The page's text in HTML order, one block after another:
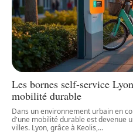
Les bornes self-service
mobilité durable
Dans un environnement urbain en
d'une mobilité durable est devenue
villes. Lyon, grâce à Keolis,…